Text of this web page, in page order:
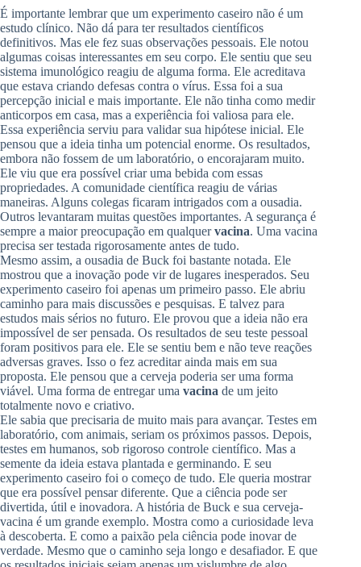
É importante lembrar que um experimento caseiro não é um
estudo clínico. Não dá para ter resultados científicos
definitivos. Mas ele fez suas observações pessoais. Ele notou
algumas coisas interessantes em seu corpo. Ele sentiu que seu
sistema imunológico reagiu de alguma forma. Ele acreditava
que estava criando defesas contra o vírus. Essa foi a sua
percepção inicial e mais importante. Ele não tinha como medir
anticorpos em casa, mas a experiência foi valiosa para ele.
Essa experiência serviu para validar sua hipótese inicial. Ele
pensou que a ideia tinha um potencial enorme. Os resultados,
embora não fossem de um laboratório, o encorajaram muito.
Ele viu que era possível criar uma bebida com essas
propriedades. A comunidade científica reagiu de várias
maneiras. Alguns colegas ficaram intrigados com a ousadia.
Outros levantaram muitas questões importantes. A segurança é
sempre a maior preocupação em qualquervacina. Uma vacina
precisa ser testada rigorosamente antes de tudo.
Mesmo assim, a ousadia de Buck foi bastante notada. Ele
mostrou que a inovação pode vir de lugares inesperados. Seu
experimento caseiro foi apenas um primeiro passo. Ele abriu
caminho para mais discussões e pesquisas. E talvez para
estudos mais sérios no futuro. Ele provou que a ideia não era
impossível de ser pensada. Os resultados de seu teste pessoal
foram positivos para ele. Ele se sentiu bem e não teve reações
adversas graves. Isso o fez acreditar ainda mais em sua
proposta. Ele pensou que a cerveja poderia ser uma forma
viável. Uma forma de entregar uma vacina de um jeito
totalmente novo e criativo.
Ele sabia que precisaria de muito mais para avançar. Testes em
laboratório, com animais, seriam os próximos passos. Depois,
testes em humanos, sob rigoroso controle científico. Mas a
semente da ideia estava plantada e germinando. E seu
experimento caseiro foi o começo de tudo. Ele queria mostrar
que era possível pensar diferente. Que a ciência pode ser
divertida, útil e inovadora. A história de Buck e sua cerveja-
vacina é um grande exemplo. Mostra como a curiosidade leva
à descoberta. E como a paixão pela ciência pode inovar de
verdade. Mesmo que o caminho seja longo e desafiador. E que